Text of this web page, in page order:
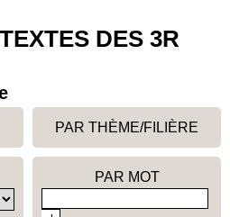
DES 3R
PAR THÈME/FILIÈRE
PAR MOT